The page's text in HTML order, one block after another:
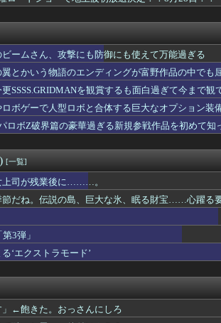
ど正論をかましてしまうｗｗｗｗｗｗｗｗｗｗ
そう
るなら誰がいい？
？」
スがネタにされる→作者が手描きアニメーション...
っこいいようでいて実は全然かっこよくないので...
すぐに退場したのに何で人気あるの？？
、24話からコンビニアイスを食べている模様…
てる人が好きなの」
感想：原初同士の戦い！メイドvs執事にな...
まりにも多すぎて大渋滞にｗｗｗｗｗ
ンド=ネテロさん、何か思ってた奴と...
内アナウンスが流れたと話題にｗｗｗ
もAIアイドルを出そう
へ撮影マナーを改めて案内 悪質な行為には「法...
格落ちと最上位返り咲きを繰り返すお兄ちゃん・...
たら美少女になっちゃった！？」ワイ「おお」
オリティでアニメ化してしまったAI動画がこち...
ビームさん、攻撃にも防御にも使えて万能過ぎる
翼とかいう物語のエンディングが富野作品の中でも
更SSSS.GRIDMANを観賞するも面白過ぎて今まで
ロボゲーで人型ロボと合体する巨大なオプション装
ロボZ破界篇の豪華過ぎる新規参戦作品を初めて知
[一覧]
上司が残業後に………。
節だね。伝説の島、巨大な氷、眠る財宝……心躍る
ミス』新イベント『真夏の氷島フェス』
3弾」
‘エクストラモード’
」←飽きた。おっさんにしろ